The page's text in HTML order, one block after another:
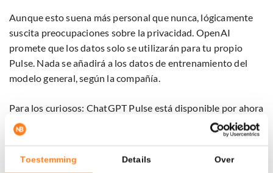
Toestemming Details Over
Aunque esto suena más personal que nunca, lógicamente
suscita preocupaciones sobre la privacidad. OpenAI
promete que los datos solo se utilizarán para tu propio
Pulse. Nada se añadirá a los datos de entrenamiento del
modelo general, según la compañía.
Para los curiosos: ChatGPT Pulse está disponible por ahora
solo para usuarios Pro, pero con el tiempo también se
extenderá a los suscriptores de Plus.